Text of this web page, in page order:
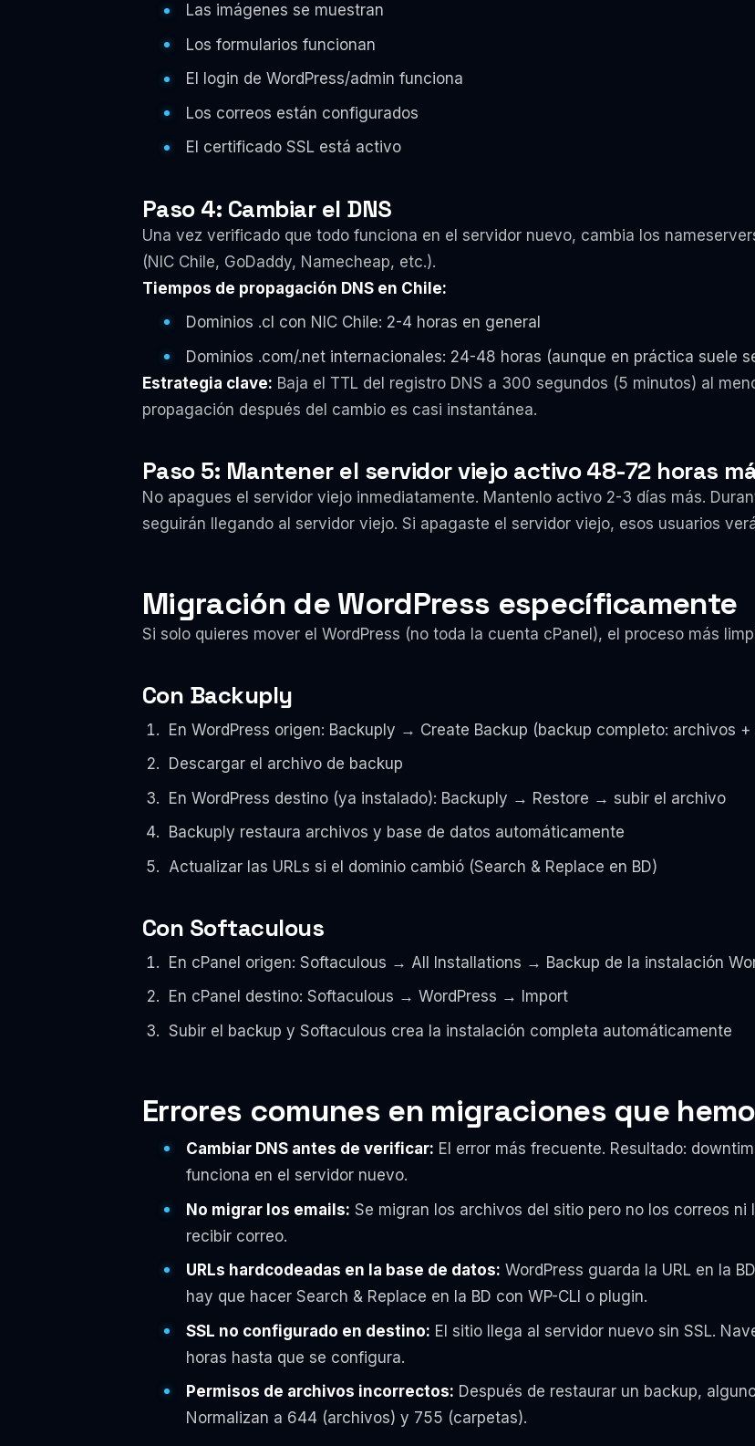
Las imágenes se muestran
Los formularios funcionan
El login de WordPress/admin funciona
Los correos están configurados
El certificado SSL está activo
Paso 4: Cambiar el DNS
Una vez verificado que todo funciona en el servidor nuevo, cambia los
(NIC Chile, GoDaddy, Namecheap, etc.).
Tiempos de propagación DNS en Chile:
Dominios .cl con NIC Chile: 2-4 horas en general
Dominios .com/.net internacionales: 24-48 horas (aunque en práctica suele
Estrategia clave: Baja el TTL del registro DNS a 300 segundos (5 minutos) al
propagación después del cambio es casi instantánea.
Paso 5: Mantener el servidor viejo activo 48-72 horas
No apagues el servidor viejo inmediatamente. Mantenlo activo 2-3 días más.
seguirán llegando al servidor viejo. Si apagaste el servidor viejo, esos usuarios
Migración de WordPress específicamente
Si solo quieres mover el WordPress (no toda la cuenta cPanel), el proceso más
Con Backuply
En WordPress origen: Backuply → Create Backup (backup completo: archivos +
Descargar el archivo de backup
En WordPress destino (ya instalado): Backuply → Restore → subir el archivo
Backuply restaura archivos y base de datos automáticamente
Actualizar las URLs si el dominio cambió (Search & Replace en BD)
Con Softaculous
En cPanel origen: Softaculous → All Installations → Backup de la instalación
En cPanel destino: Softaculous → WordPress → Import
Subir el backup y Softaculous crea la instalación completa automáticamente
Errores comunes en migraciones que
Cambiar DNS antes de verificar: El error más frecuente. Resultado:
funciona en el servidor nuevo.
No migrar los emails: Se migran los archivos del sitio pero no los correos
recibir correo.
URLs hardcodeadas en la base de datos: WordPress guarda la URL en la
hay que hacer Search & Replace en la BD con WP-CLI o plugin.
SSL no configurado en destino: El sitio llega al servidor nuevo sin SSL.
horas hasta que se configura.
Permisos de archivos incorrectos: Después de restaurar un backup,
Normalizan a 644 (archivos) y 755 (carpetas).